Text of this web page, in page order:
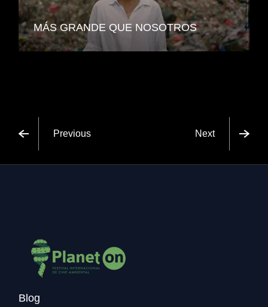
MÁS GRANDE QUE NOSOTROS
Previous Next
Blog